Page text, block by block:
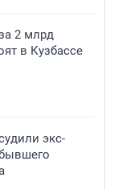
2 млрд
в Кузбассе
экс-